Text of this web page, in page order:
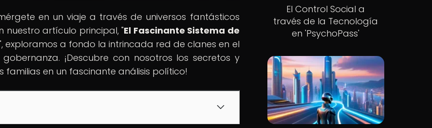
en un viaje a través de universos fantásticos
nuestro artículo principal, "El Fascinante Sistema de
exploramos a fondo la intrincada red de clanes en el
¡Descubre con nosotros los secretos y
en un fascinante análisis político!
El Control Social a
través de la Tecnología
en 'PsychoPass'